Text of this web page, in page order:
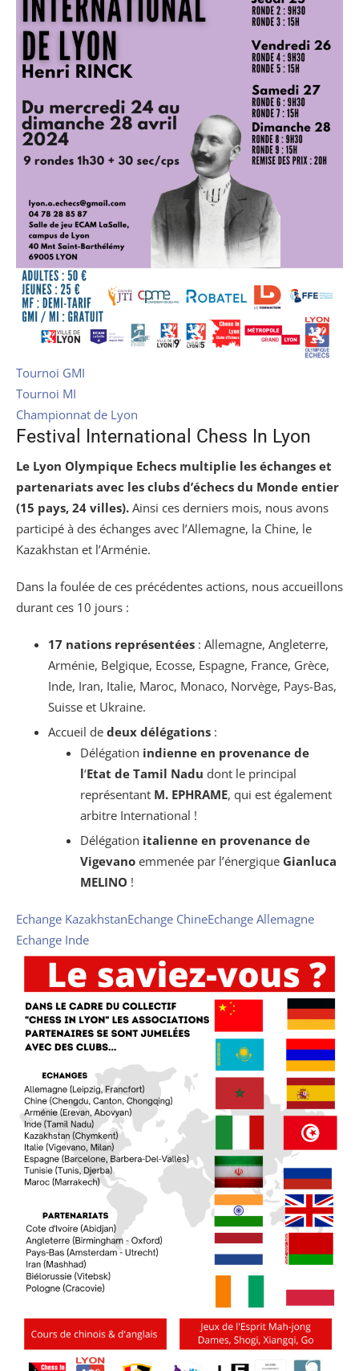
Tournoi GMI
Tournoi MI
Championnat de Lyon
Festival International Chess In Lyon
Le Lyon Olympique Echecs multiplie les échanges et
partenariats avec les clubs d’échecs du Monde entier
(15 pays, 24 villes). Ainsi ces derniers mois, nous avons
participé à des échanges avec l’Allemagne, la Chine, le
Kazakhstan et l’Arménie.
Dans la foulée de ces précédentes actions, nous accueillons
durant ces 10 jours :
17 nations représentées : Allemagne, Angleterre,
Arménie, Belgique, Ecosse, Espagne, France, Grèce,
Inde, Iran, Italie, Maroc, Monaco, Norvège, Pays-Bas,
Suisse et Ukraine.
Accueil de deux délégations :
Délégation indienne en provenance de
l‘Etat de Tamil Nadu dont le principal
représentant M. EPHRAME, qui est également
arbitre International !
Délégation italienne en provenance de
Vigevano emmenée par l’énergique Gianluca
MELINO !
Echange KazakhstanEchange ChineEchange Allemagne
Echange Inde